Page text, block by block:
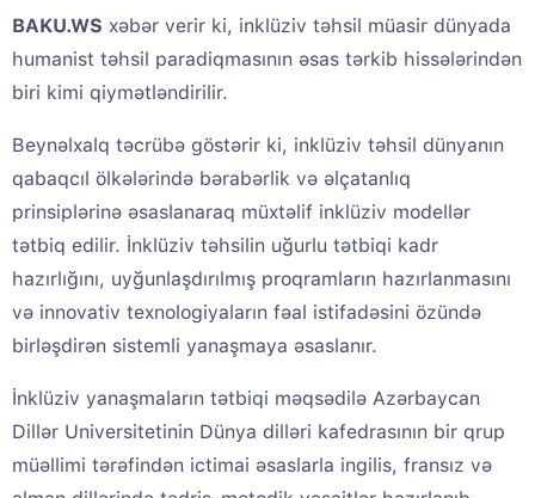
BAKU.WS xəbər verir ki, inklüziv təhsil müasir dünyada
humanist təhsil paradiqmasının əsas tərkib hissələrindən
biri kimi qiymətləndirilir.
Beynəlxalq təcrübə göstərir ki, inklüziv təhsil dünyanın
qabaqcıl ölkələrində bərabərlik və əlçatanlıq
prinsiplərinə əsaslanaraq müxtəlif inklüziv modellər
tətbiq edilir. İnklüziv təhsilin uğurlu tətbiqi kadr
hazırlığını, uyğunlaşdırılmış proqramların hazırlanmasını
və innovativ texnologiyaların fəal istifadəsini özündə
birləşdirən sistemli yanaşmaya əsaslanır.
İnklüziv yanaşmaların tətbiqi məqsədilə Azərbaycan
Dillər Universitetinin Dünya dilləri kafedrasının bir qrup
müəllimi tərəfindən ictimai əsaslarla ingilis, fransız və